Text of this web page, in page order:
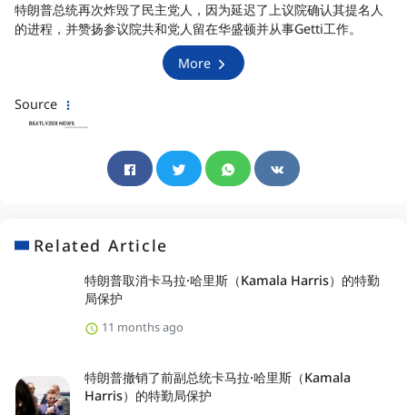
特朗普总统再次炸毁了民主党人，因为延迟了上议院确认其提名人
的进程，并赞扬参议院共和党人留在华盛顿并从事Getti工作。
More
Source
Related Article
特朗普取消卡马拉·哈里斯（Kamala Harris）的特勤
局保护
11 months ago
特朗普撤销了前副总统卡马拉·哈里斯（Kamala
Harris）的特勤局保护